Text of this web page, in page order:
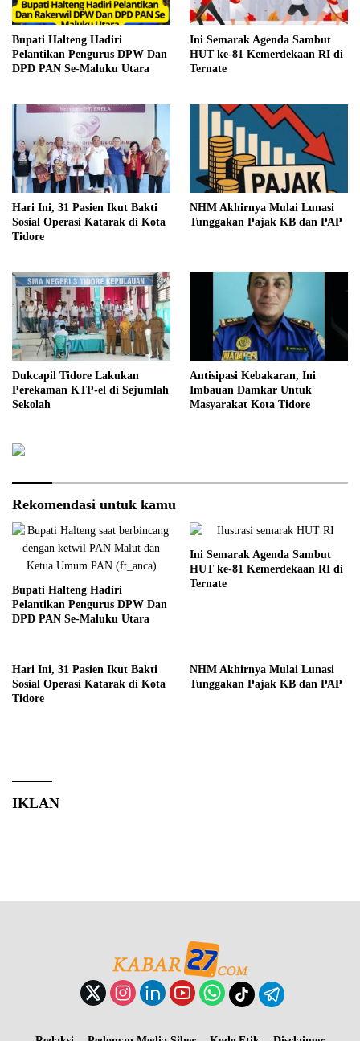
Bupati Halteng Hadiri
Pelantikan Pengurus DPW Dan
DPD PAN Se-Maluku Utara
Ini Semarak Agenda Sambut
HUT ke-81 Kemerdekaan RI di
Ternate
Hari Ini, 31 Pasien Ikut Bakti
Sosial Operasi Katarak di Kota
Tidore
NHM Akhirnya Mulai Lunasi
Tunggakan Pajak KB dan PAP
Dukcapil Tidore Lakukan
Perekaman KTP-el di Sejumlah
Sekolah
Antisipasi Kebakaran, Ini
Imbauan Damkar Untuk
Masyarakat Kota Tidore
Rekomendasi untuk kamu
Bupati Halteng Hadiri
Pelantikan Pengurus DPW Dan
DPD PAN Se-Maluku Utara
Ini Semarak Agenda Sambut
HUT ke-81 Kemerdekaan RI di
Ternate
Hari Ini, 31 Pasien Ikut Bakti
Sosial Operasi Katarak di Kota
Tidore
NHM Akhirnya Mulai Lunasi
Tunggakan Pajak KB dan PAP
IKLAN